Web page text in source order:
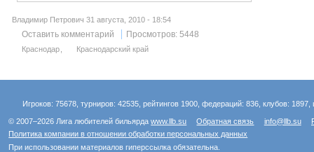
Владимир Петрович 31 августа, 2010 - 18:54
Оставить комментарий Просмотров: 5448
Краснодар Краснодарский край
Игроков: 75678, турниров: 42535, рейтингов 1900, федераций: 836, клубов:
© 2007–2026 Лига любителей бильярдаwww.llb.su Обратная связь info@llb.su
Политика компании в отношении обработки персональных данных
При использовании материалов гиперссылка обязательна.